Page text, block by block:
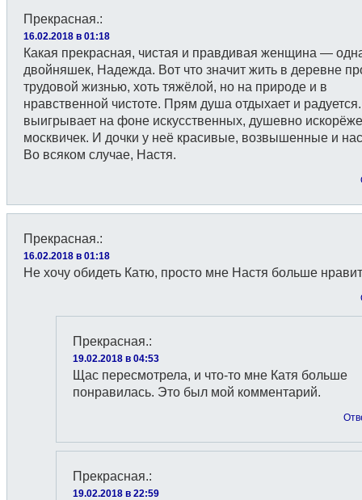
Прекрасная.:
16.02.2018 в 01:18
Какая прекрасная, чистая и правдивая женщина —
двойняшек, Надежда. Вот что значит жить в деревне
трудовой жизнью, хоть тяжёлой, но на природе и в
нравственной чистоте. Прям душа отдыхает и
выигрывает на фоне искусственных, душевно
москвичек. И дочки у неё красивые, возвышенные и
Во всяком случае, Настя.
Прекрасная.:
16.02.2018 в 01:18
Не хочу обидеть Катю, просто мне Настя больше
Прекрасная.:
19.02.2018 в 04:53
Щас пересмотрела, и что-то мне Катя больше
понравилась. Это был мой комментарий.
Прекрасная.:
19.02.2018 в 22:59